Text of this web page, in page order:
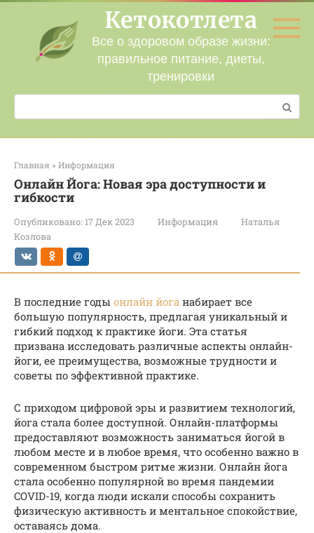
Перейти
контенту
Кетокотлета
Все о здоровом образе жизни:
правильное питание, диеты,
тренировки
Поиск:
Главная » Информация
Онлайн Йога: Новая эра доступности и
гибкости
Опубликовано: 17 Дек 2023 Информация
Наталья
Козлова
В последние годы онлайн йога набирает все
большую популярность, предлагая уникальный и
гибкий подход к практике йоги. Эта статья
призвана исследовать различные аспекты онлайн-
йоги, ее преимущества, возможные трудности и
советы по эффективной практике.
С приходом цифровой эры и развитием технологий,
йога стала более доступной. Онлайн-платформы
предоставляют возможность заниматься йогой в
любом месте и в любое время, что особенно важно в
современном быстром ритме жизни. Онлайн йога
стала особенно популярной во время пандемии
COVID-19, когда люди искали способы сохранить
физическую активность и ментальное спокойствие,
оставаясь дома.